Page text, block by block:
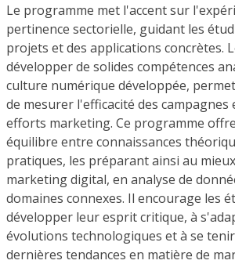
Le programme met l'accent sur
pertinence sectorielle, guidant les
projets et des applications concrètes.
développer de solides compétences
culture numérique développée,
de mesurer l'efficacité des
efforts marketing. Ce programme
équilibre entre connaissances
pratiques, les préparant ainsi au
marketing digital, en analyse de
domaines connexes. Il encourage les
développer leur esprit critique, à
évolutions technologiques et à se
dernières tendances en matière de